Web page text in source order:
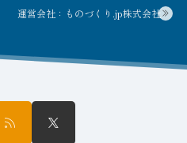
運営会社：ものづくり.jp株式会社